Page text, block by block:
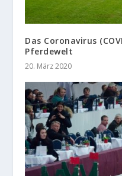
Das Coronavirus
Pferdewelt
20. März 2020